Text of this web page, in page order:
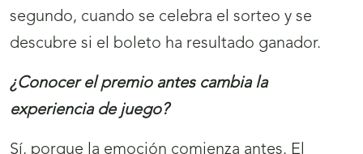
segundo, cuando se celebra el sorteo y se
descubre si el boleto ha resultado ganador.
¿Conocer el premio antes cambia la
experiencia de juego?
Sí, porque la emoción comienza antes. El